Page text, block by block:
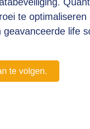
te
life
te volgen.